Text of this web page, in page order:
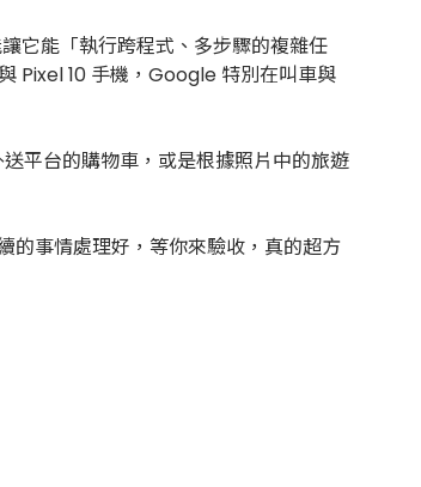
它能「執行跨程式、多步驟的複雜任
Pixel 10 手機，Google 特別在叫車與
平台的購物車，或是根據照片中的旅遊
事情處理好，等你來驗收，真的超方